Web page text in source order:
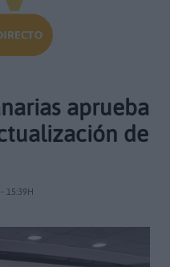
aprueba
de
15:39H